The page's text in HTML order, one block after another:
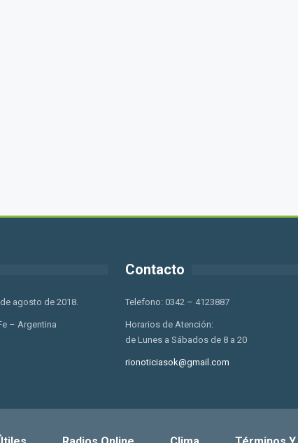
agosto de 2018.
– Argentina
Contacto
Telefono: 0342 – 4123887
Horarios de Atención:
de Lunes a Sábados de 8 a 20
rionoticiasok@gmail.com